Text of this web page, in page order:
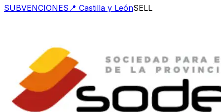
SUBVENCIONES 📍 Castilla y LeónSELL